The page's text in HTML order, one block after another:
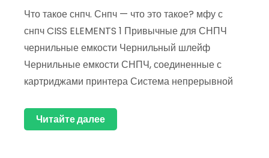
Что такое снпч. Снпч — что это такое? мфу с
снпч CISS ELEMENTS 1 Привычные для СНПЧ
чернильные емкости Чернильный шлейф
Чернильные емкости СНПЧ, соединенные с
картриджами принтера Система непрерывной
Читайте далее